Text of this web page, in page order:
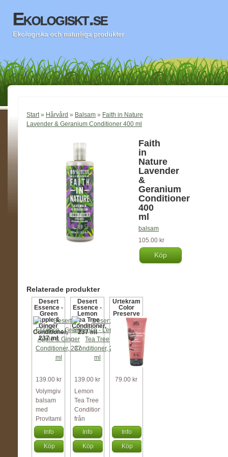
Ekologiskt.se
Ekologiska och naturliga produkter
Start» Hårvård » Balsam » Faith in Nature
Lavender & Geranium Conditioner 400 ml
Faith
in
Nature
Lavender
&
Geranium
Conditioner
400
ml
balsam
105.00 kr
Köp
Relaterade produkter
Desert
Essence -
Green
Apple &
Ginger
Conditioner,
237 ml
139.00 kr
Volymgivande
balsam
med
Provitamin
B5,
ekologiska
gröna
Info
Köp
Desert
Essence -
Lemon
Tea Tree
Conditioner,
237 ml
139.00 kr
Lemon
Tea Tree
Conditioner
från
Desert
Essence
är ett
Info
Köp
Urtekram
Color
Preserve
Conditioner
Organic
180 ml
Soft Wild
Rose
79.00 kr
Info
Köp